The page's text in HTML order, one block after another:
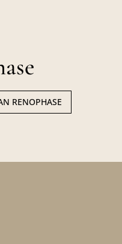
RENOPHASE